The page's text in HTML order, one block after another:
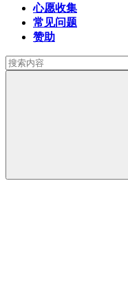
心愿收集
常见问题
赞助